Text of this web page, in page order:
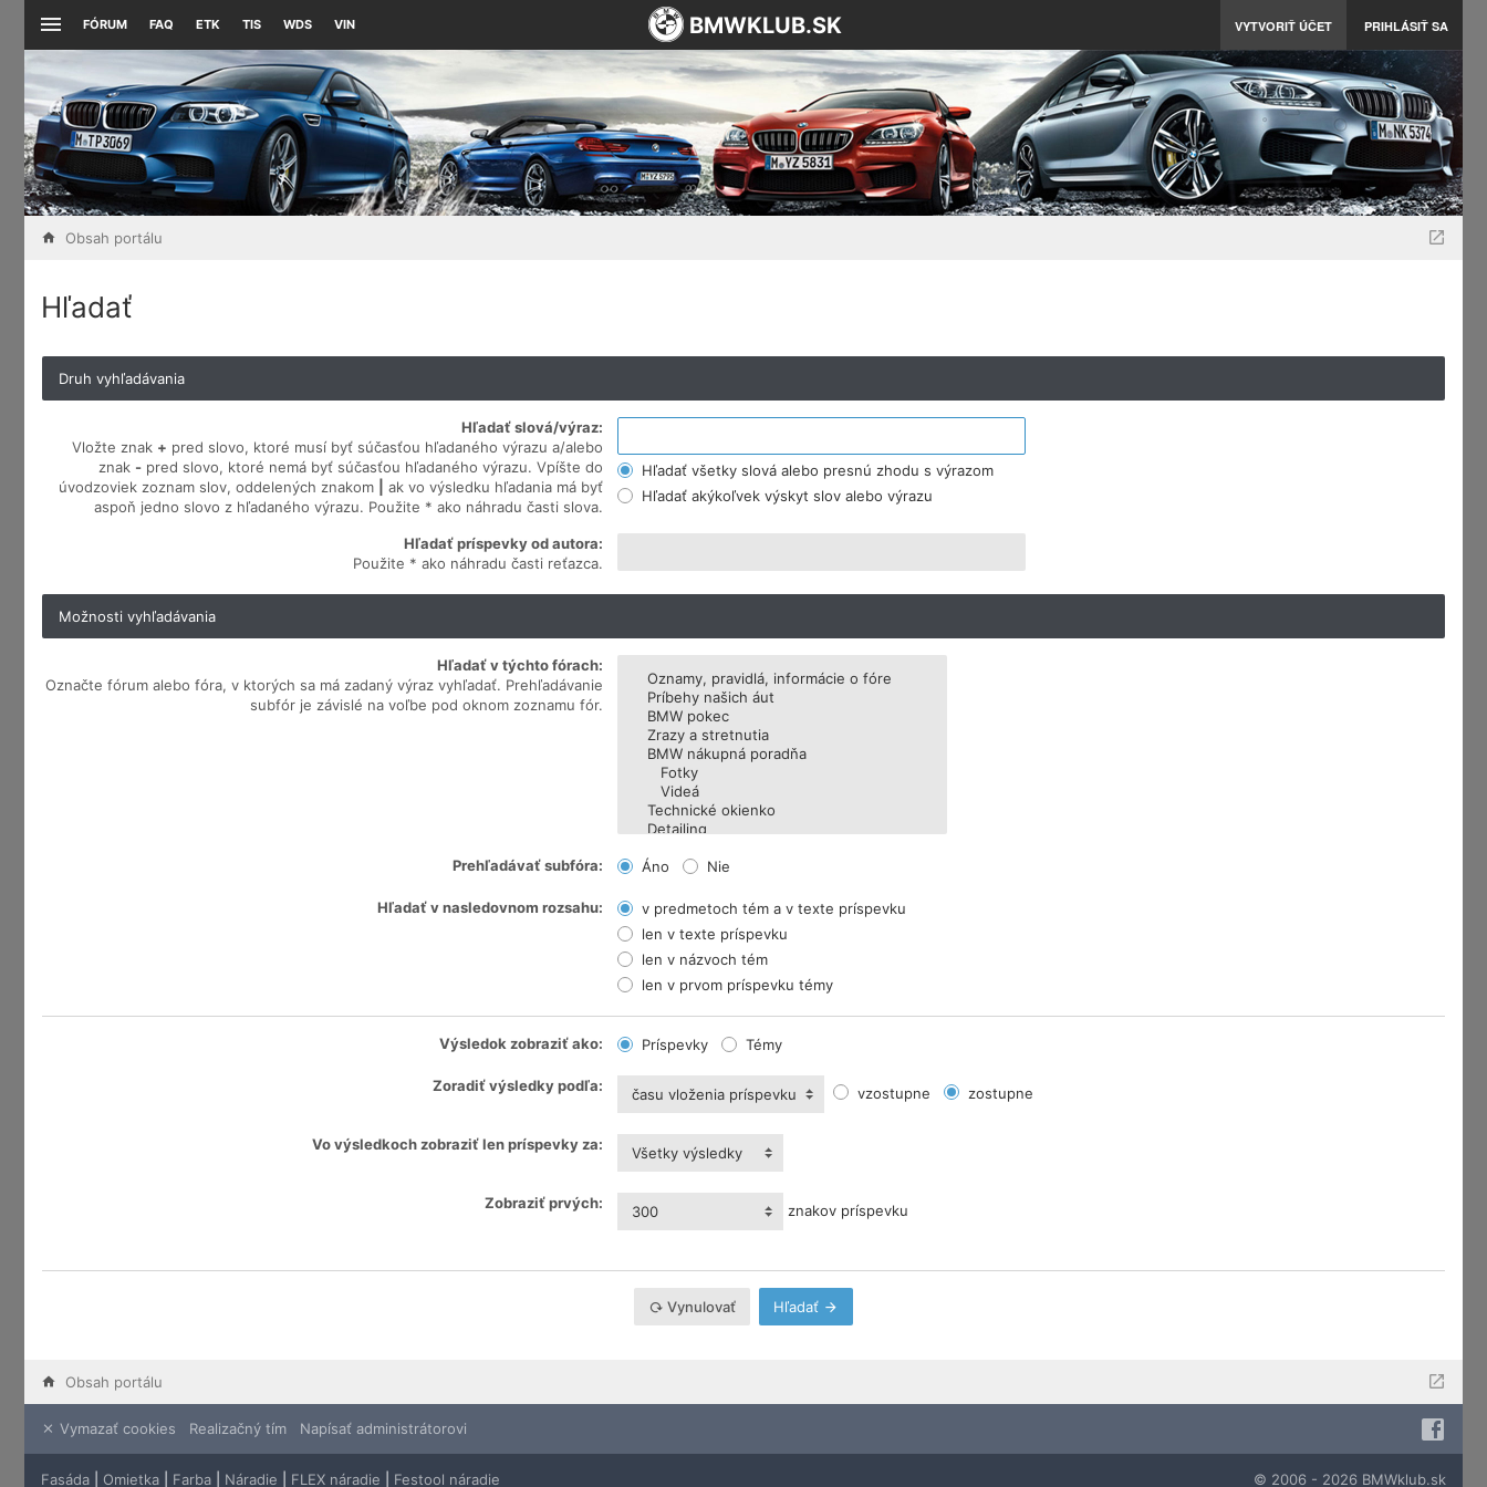
FÓRUM FAQ ETK TIS WDS VIN VYTVORIŤ ÚČET PRIHLÁSIŤ SA
BMWKLUB.SK
Obsah portálu
Hľadať
Druh vyhľadávania
Hľadať slová/výraz:
Vložte znak + pred slovo, ktoré musí byť súčasťou hľadaného výrazu a/alebo
znak - pred slovo, ktoré nemá byť súčasťou hľadaného výrazu. Vpíšte do
úvodzoviek zoznam slov, oddelených znakom
ak vo výsledku hľadania má byť
aspoň jedno slovo z hľadaného výrazu. Použite * ako náhradu časti slova.
Hľadať všetky slová alebo presnú zhodu s výrazom
Hľadať akýkoľvek výskyt slov alebo výrazu
Hľadať príspevky od autora:
Použite * ako náhradu časti reťazca.
Možnosti vyhľadávania
Hľadať v týchto fórach:
Označte fórum alebo fóra, v ktorých sa má zadaný výraz vyhľadať. Prehľadávanie
subfór je závislé na voľbe pod oknom zoznamu fór.
Prehľadávať subfóra: Áno Nie
Hľadať v nasledovnom rozsahu:
v predmetoch tém a v texte príspevku
len v texte príspevku
len v názvoch tém
len v prvom príspevku témy
Výsledok zobraziť ako: Príspevky Témy
Zoradiť výsledky podľa: času vloženia príspevku vzostupne zostupne
Vo výsledkoch zobraziť len príspevky za: Všetky výsledky
Zobraziť prvých: 300 znakov príspevku
Vynulovať Hľadať
Obsah portálu
Vymazať cookies Realizačný tím Napísať administrátorovi
Fasáda Omietka Farba Náradie FLEX náradie Festool náradie © 2006 - 2026 BMWklub.sk